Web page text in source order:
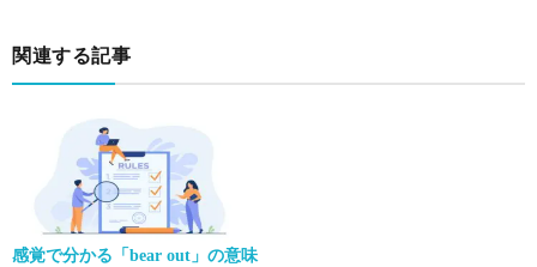
関連する記事
感覚で分かる「bear out」の意味